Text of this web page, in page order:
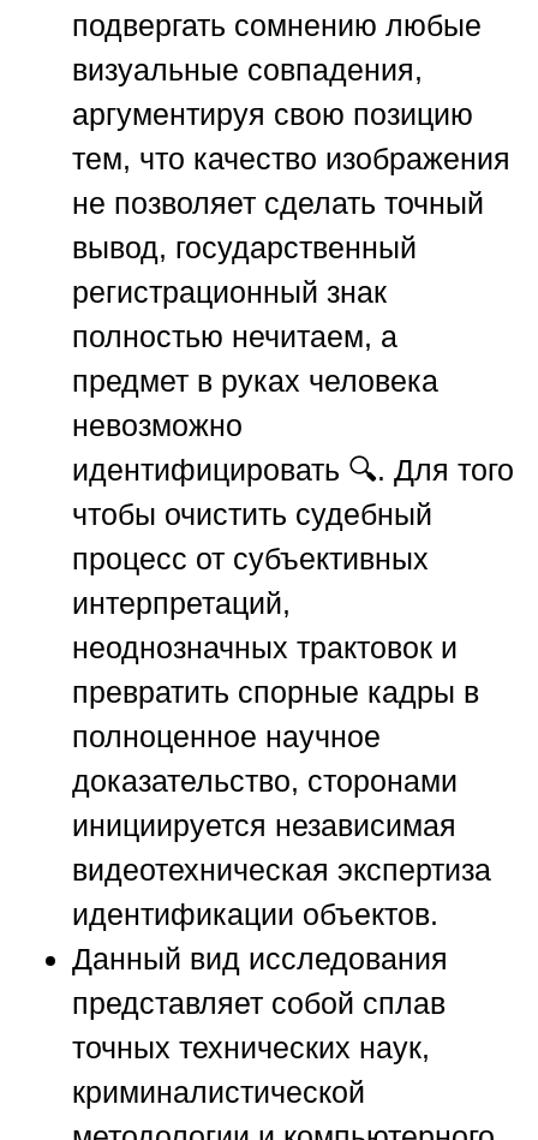
подвергать сомнению любые
визуальные совпадения,
аргументируя свою позицию
тем, что качество изображения
не позволяет сделать точный
вывод, государственный
регистрационный знак
полностью нечитаем, а
предмет в руках человека
невозможно
идентифицировать 🔍. Для того
чтобы очистить судебный
процесс от субъективных
интерпретаций,
неоднозначных трактовок и
превратить спорные кадры в
полноценное научное
доказательство, сторонами
инициируется независимая
видеотехническая экспертиза
идентификации объектов.
Данный вид исследования
представляет собой сплав
точных технических наук,
криминалистической